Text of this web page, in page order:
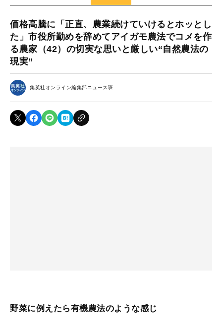
価格高騰に「正直、農業続けていけるとホッとし
た」市役所勤めを辞めてアイガモ農法でコメを作
る農家（42）の切実な思いと厳しい“自然農法の
現実”
集英社オンライン編集部ニュース班
野菜に例えたら有機農法のような感じ